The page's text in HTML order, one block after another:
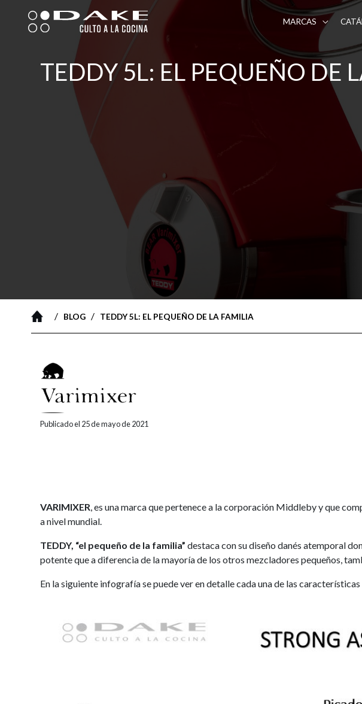
contenido
MARCAS
TEDDY 5L: EL PEQUEÑO DE
/ BLOG / TEDDY 5L: EL PEQUEÑO DE LA FAMILIA
Publicado el 25 de mayo de 2021
VARIMIXER, es una marca que pertenece a la corporación Middleby y que
a nivel mundial.
TEDDY, “el pequeño de la familia” destaca con su diseño danés atemporal
potente que a diferencia de la mayoría de los otros mezcladores pequeños,
En la siguiente infografía se puede ver en detalle cada una de las características